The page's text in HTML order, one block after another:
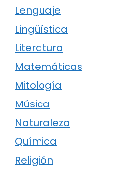
Lenguaje
Lingüística
Literatura
Matemáticas
Mitología
Música
Naturaleza
Química
Religión